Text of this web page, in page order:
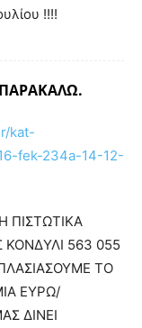
!!!!
kat-
fek-234a-14-12-
ΠΙΣΤΩΤΙΚΑ
563 055
ΤΟ
ΕΥΡΩ/
ΔΙΝΕΙ